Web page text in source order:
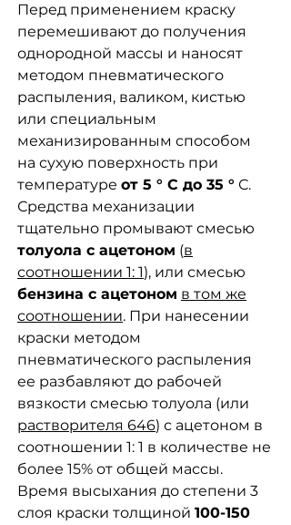
Перед применением краску
перемешивают до получения
однородной массы и наносят
методом пневматического
распыления, валиком, кистью
или специальным
механизированным способом
на сухую поверхность при
температуре от 5 ° С до 35 ° С.
Средства механизации
тщательно промывают смесью
толуола с ацетоном (в
соотношении 1: 1), или смесью
бензина с ацетоном в том же
соотношении. При нанесении
краски методом
пневматического распыления
ее разбавляют до рабочей
вязкости смесью толуола (или
растворителя 646) с ацетоном в
соотношении 1: 1 в количестве не
более 15% от общей массы.
Время высыхания до степени 3
слоя краски толщиной 100-150